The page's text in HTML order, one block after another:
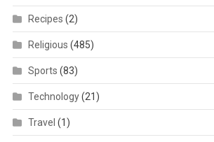
Recipes (2)
Religious (485)
Sports (83)
Technology(21)
Travel (1)